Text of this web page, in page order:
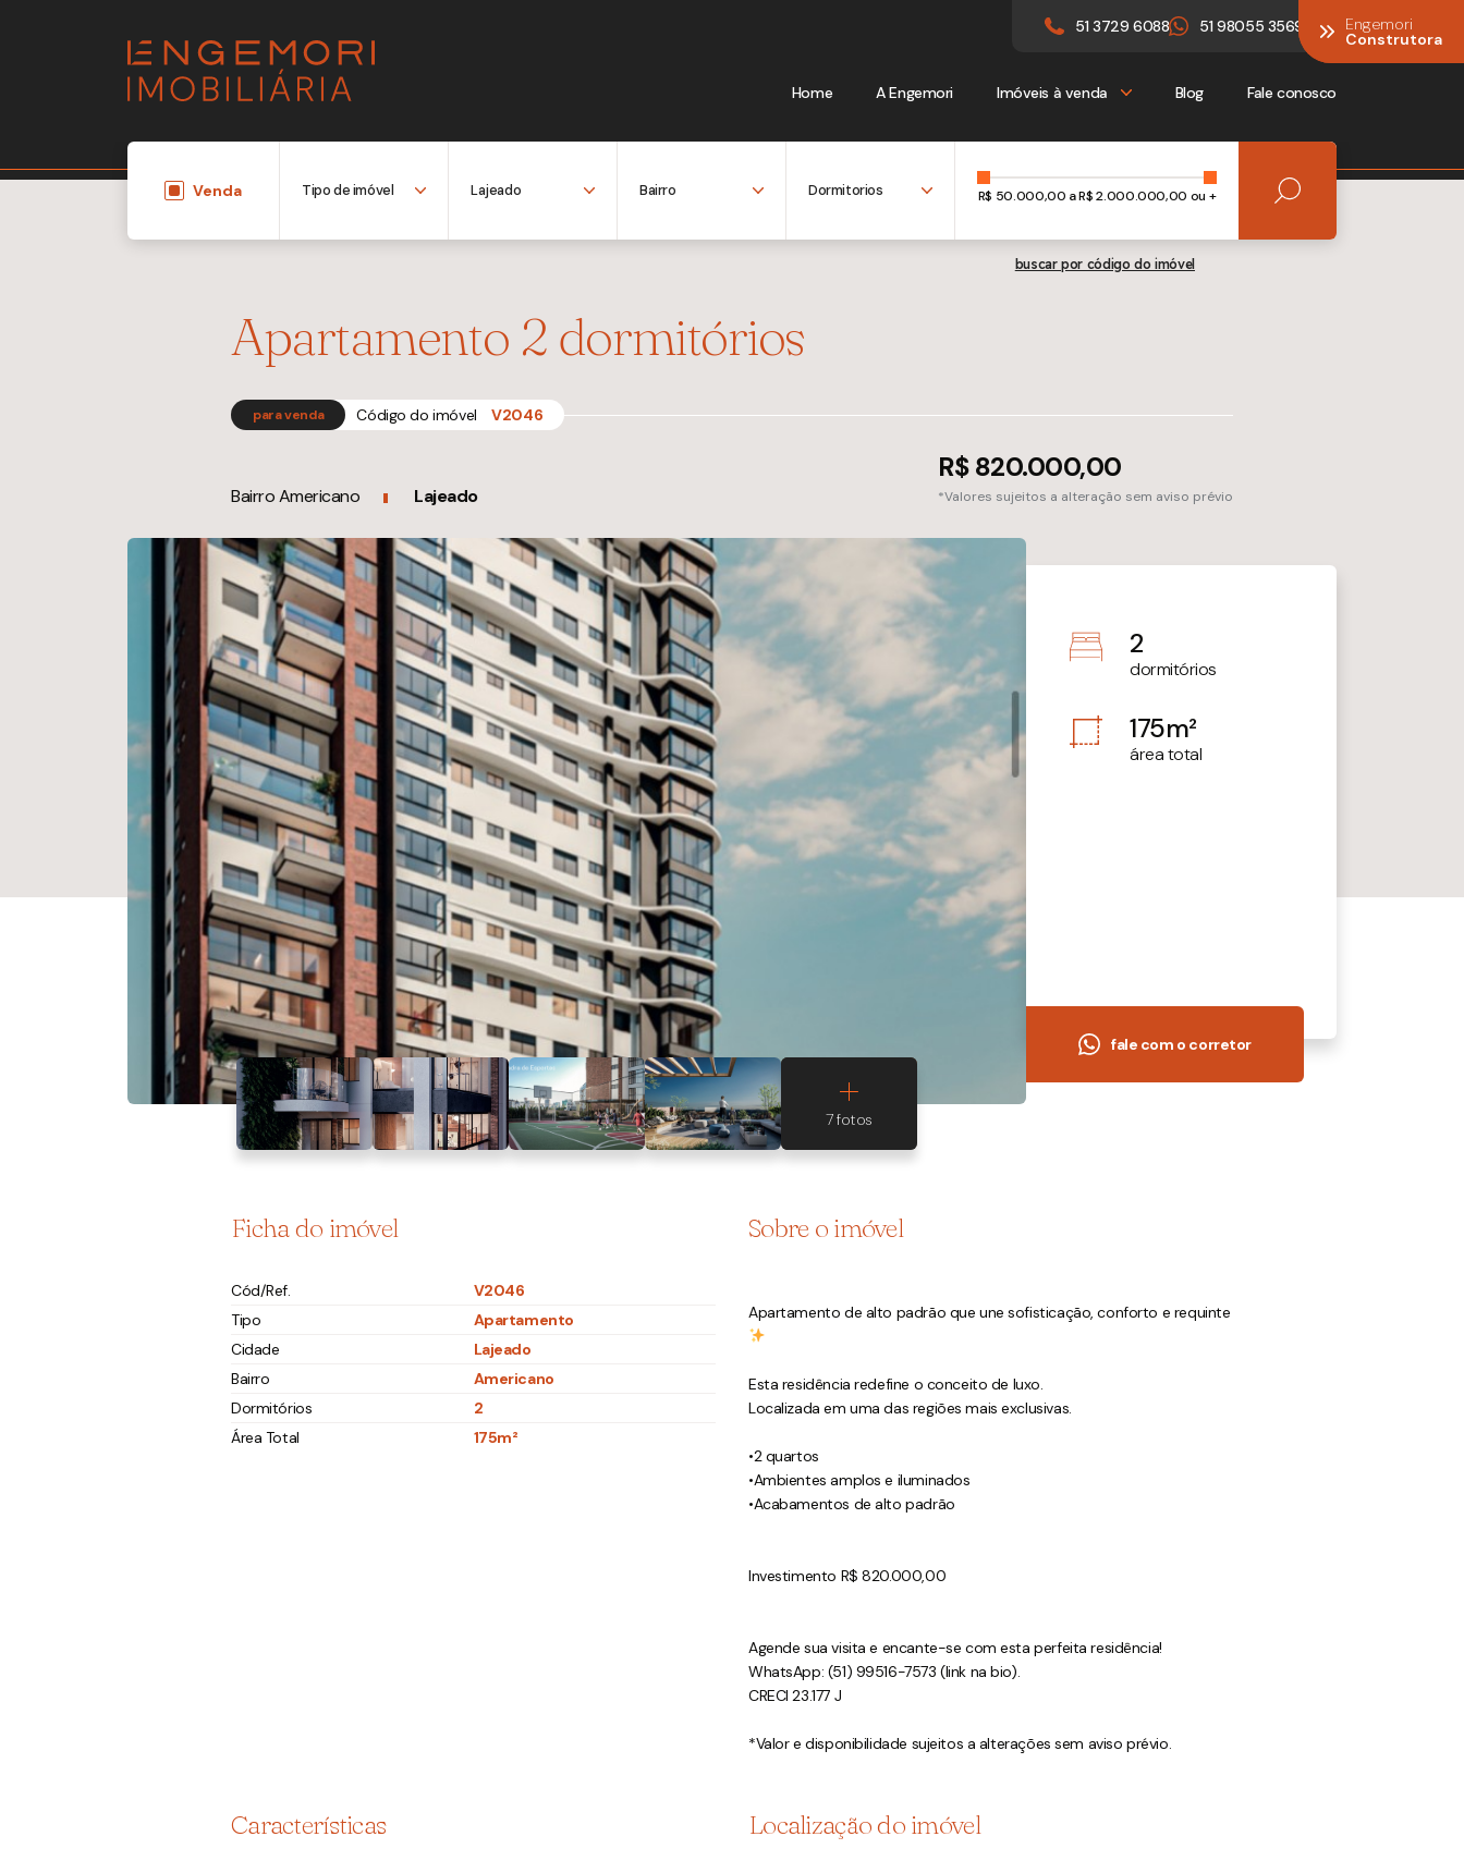
Home A Engemori Imóveis à venda Blog Fale conosco
Engemori
Construtora
51 3729 6088 51 98055 3569 Engemori
Construtora
Venda R$ 50.000,00 a R$2.000.000,00 ou +
buscar por código do imóvel
Apartamento 2 dormitórios
para venda Código do imóvel V2046
Bairro Americano Lajeado
R$ 820.000,00
*Valores sujeitos a alteração sem aviso prévio
2
dormitórios
175m²
área total
fale com o corretor
Ficha do imóvel
Cód/Ref.
V2046
Tipo
Apartamento
Cidade
Lajeado
Bairro
Americano
Dormitórios
2
Área Total
175m²
Sobre o imóvel
Apartamento de alto padrão que une sofisticação, conforto e requinte
Esta residência redefine o conceito de luxo.
Localizada em uma das regiões mais exclusivas.
•2 quartos
•Ambientes amplos e iluminados
•Acabamentos de alto padrão
Investimento R$ 820.000,00
Agende sua visita e encante-se com esta perfeita residência!
WhatsApp: (51) 99516-7573 (link na bio).
CRECI 23.177 J
*Valor e disponibilidade sujeitos a alterações sem aviso prévio.
Características Localização do imóvel